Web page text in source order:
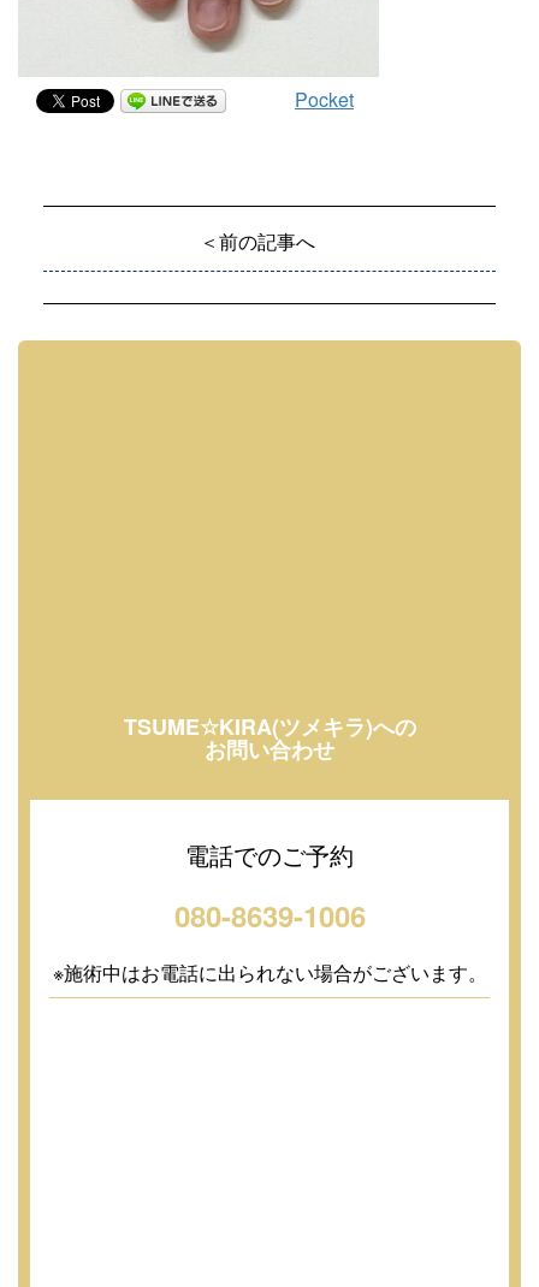
Pocket
＜前の記事へ
TSUME☆KIRA(ツメキラ)への
お問い合わせ
電話でのご予約
080-8639-1006
※施術中はお電話に出られない場合がございます。